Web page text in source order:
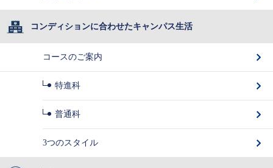
コンディションに合わせたキャンパス生活
コースのご案内
特進科
普通科
3つのスタイル